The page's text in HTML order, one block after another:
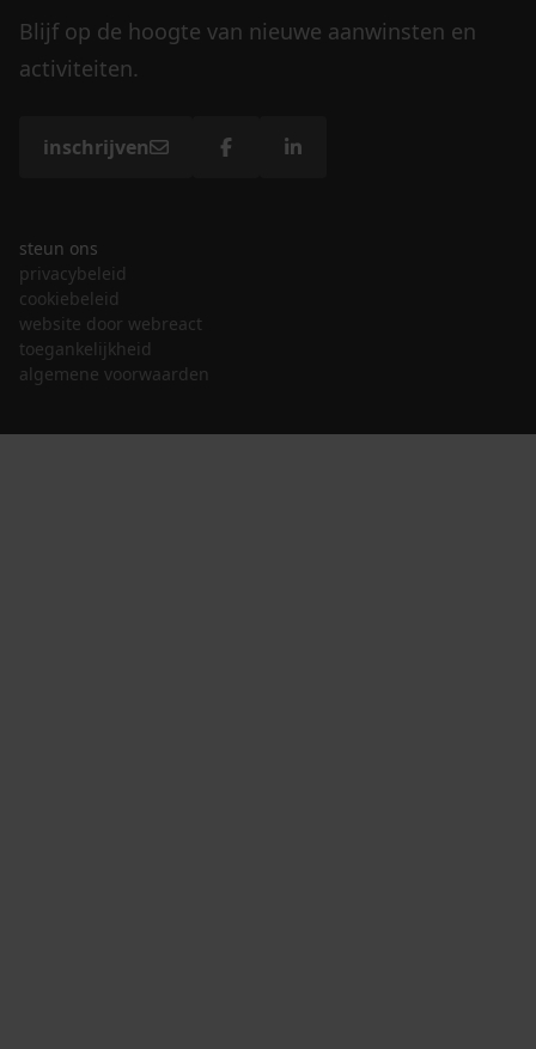
Blijf op de hoogte van nieuwe aanwinsten en
activiteiten.
inschrijven
steun ons
privacybeleid
cookiebeleid
website door webreact
toegankelijkheid
algemene voorwaarden